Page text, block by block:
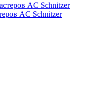
AC Schnitzer